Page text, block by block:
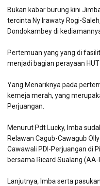
Bukan kabar burung kini
tercinta Ny Irawaty Rogi-
Dondokambey di
Pertemuan yang yang di
menjadi bagian perayaan
Yang Menariknya pada
kemeja merah, yang
Perjuangan.
Menurut Pdt Lucky, Imba
Relawan Cagub-Cawagub
Cawawali PDI-Perjuangan di
bersama Ricard Sualang (AA-
Lanjutnya, Imba serta